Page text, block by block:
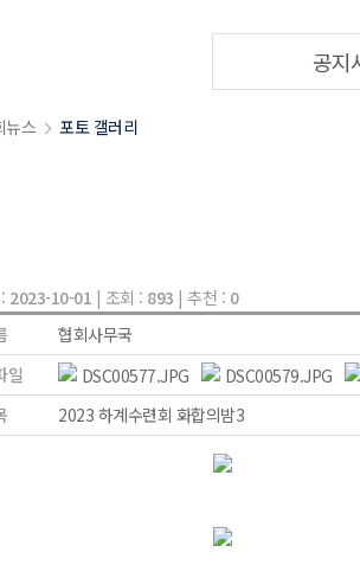
공지
뉴스 포토 갤러리
2023-10-01 | 조회 : 893 | 추천 : 0
협회사무국
일
DSC00577.JPG DSC00579.JPG
2023 하계수련회 화합의밤3